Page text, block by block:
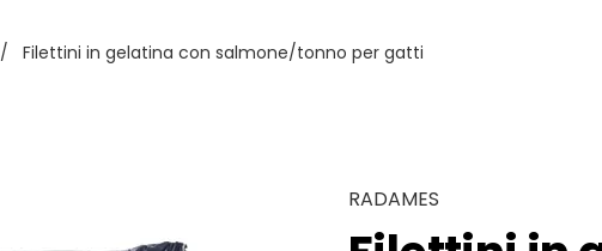
/ Filettini in gelatina con salmone/tonno per gatti
RADAMES